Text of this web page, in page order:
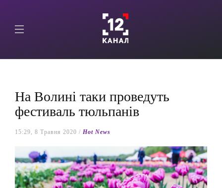
На Волині таки проведуть
фестиваль тюльпанів
15:29, 8 Травня 2020 / Hot News